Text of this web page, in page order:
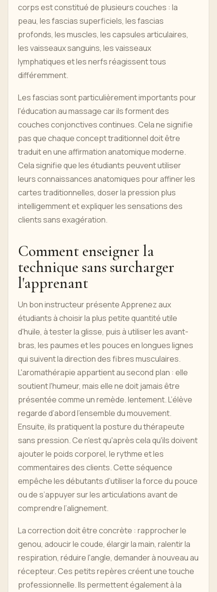
corps est constitué de plusieurs couches : la
peau, les fascias superficiels, les fascias
profonds, les muscles, les capsules articulaires,
les vaisseaux sanguins, les vaisseaux
lymphatiques et les nerfs réagissent tous
différemment.
Les fascias sont particulièrement importants pour
l'éducation au massage car ils forment des
couches conjonctives continues. Cela ne signifie
pas que chaque concept traditionnel doit être
traduit en une affirmation anatomique moderne.
Cela signifie que les étudiants peuvent utiliser
leurs connaissances anatomiques pour affiner les
cartes traditionnelles, doser la pression plus
intelligemment et expliquer les sensations des
clients sans exagération.
Comment enseigner la
technique sans surcharger
l'apprenant
Un bon instructeur présente Apprenez aux
étudiants à choisir la plus petite quantité utile
d'huile, à tester la glisse, puis à utiliser les avant-
bras, les paumes et les pouces en longues lignes
qui suivent la direction des fibres musculaires.
L'aromathérapie appartient au second plan : elle
soutient l'humeur, mais elle ne doit jamais être
présentée comme un remède. lentement. L’élève
regarde d’abord l’ensemble du mouvement.
Ensuite, ils pratiquent la posture du thérapeute
sans pression. Ce n'est qu'après cela qu'ils doivent
ajouter le poids corporel, le rythme et les
commentaires des clients. Cette séquence
empêche les débutants d’utiliser la force du pouce
ou de s’appuyer sur les articulations avant de
comprendre l’alignement.
La correction doit être concrète : rapprocher le
genou, adoucir le coude, élargir la main, ralentir la
respiration, réduire l'angle, demander à nouveau au
récepteur. Ces petits repères créent une touche
professionnelle. Ils permettent également à la